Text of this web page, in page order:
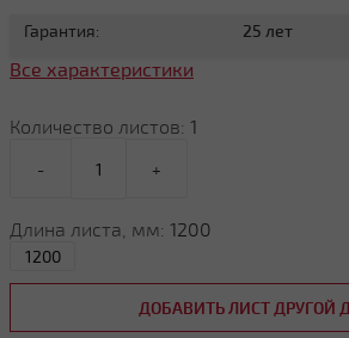
Гарантия: 25 лет
Все характеристики
Количество листов: 1
- +
Длина листа, мм: 1200
ДОБАВИТЬ ЛИСТ ДРУГОЙ